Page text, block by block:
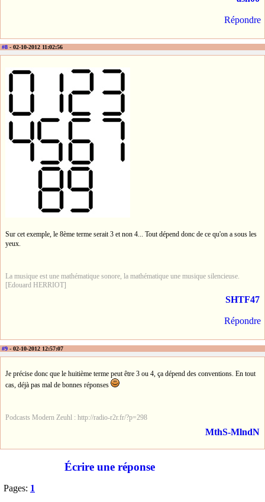
Répondre
#8 - 02-10-2012 11:02:56
Sur cet exemple, le 8ème terme serait 3 et non 4... Tout dépend donc de ce qu'on a sous les
yeux.
La musique est une mathématique sonore, la mathématique une musique silencieuse.
[Edouard HERRIOT]
SHTF47
Répondre
#9 - 02-10-2012 12:57:07
Je précise donc que le huitième terme peut être 3 ou 4, ça dépend des conventions. En tout
cas, déjà pas mal de bonnes réponses
Podcasts Modern Zeuhl : http://radio-r2r.fr/?p=298
MthS-MlndN
Écrire une réponse
Pages: 1